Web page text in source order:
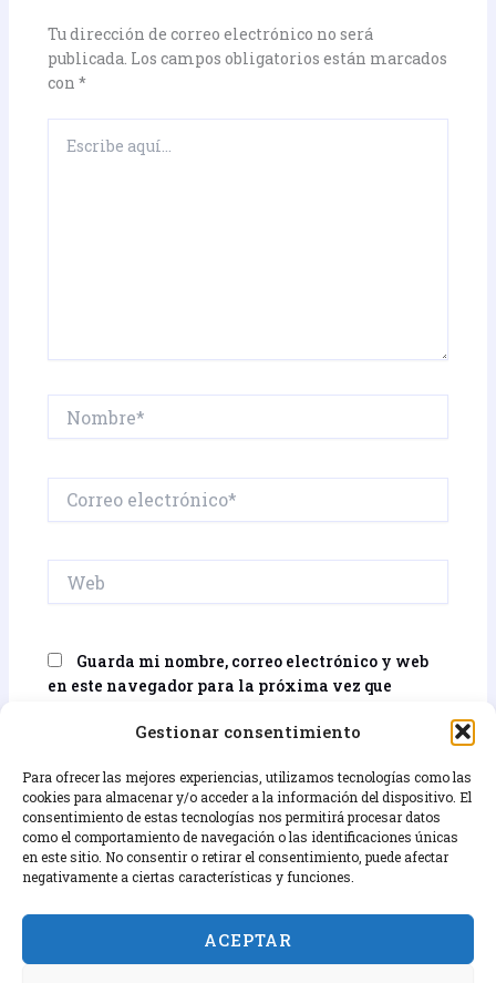
Gestionar consentimiento
Para ofrecer las mejores experiencias, utilizamos tecnologías como las
cookies para almacenar y/o acceder a la información del dispositivo. El
consentimiento de estas tecnologías nos permitirá procesar datos
como el comportamiento de navegación o las identificaciones únicas
en este sitio. No consentir o retirar el consentimiento, puede afectar
negativamente a ciertas características y funciones.
ACEPTAR
Tu dirección de correo electrónico no será
publicada. Los campos obligatorios están marcados
con *
aquí...
electrónico*
Guarda mi nombre, correo electrónico y web
en este navegador para la próxima vez que
Términos y condiciones